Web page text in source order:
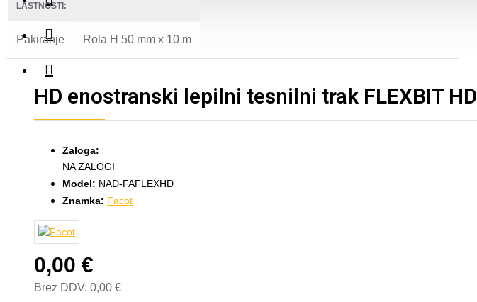
LASTNOSTI:
Pakiranje Rola H 50 mm x 10 m
HD enostranski lepilni tesnilni trak FLEXBIT HD
Zaloga:
NA ZALOGI
Model: NAD-FAFLEXHD
Znamka: Facot
0,00 €
Brez DDV: 0,00 €